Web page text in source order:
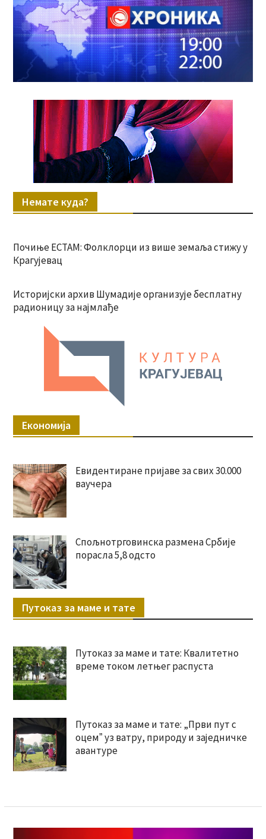
Немате куда?
Почиње ЕСТАМ: Фолклорци из више земаља стижу у
Крагујевац
Историјски архив Шумадије организује бесплатну
радионицу за најмлађе
Економија
Евидентиране пријаве за свих 30.000
ваучера
Спољнотрговинска размена Србије
порасла 5,8 одсто
Путоказ за маме и тате
Путоказ за маме и тате: Квалитетно
време током летњег распуста
Путоказ за маме и тате: „Први пут с
оцемˮ уз ватру, природу и заједничке
авантуре